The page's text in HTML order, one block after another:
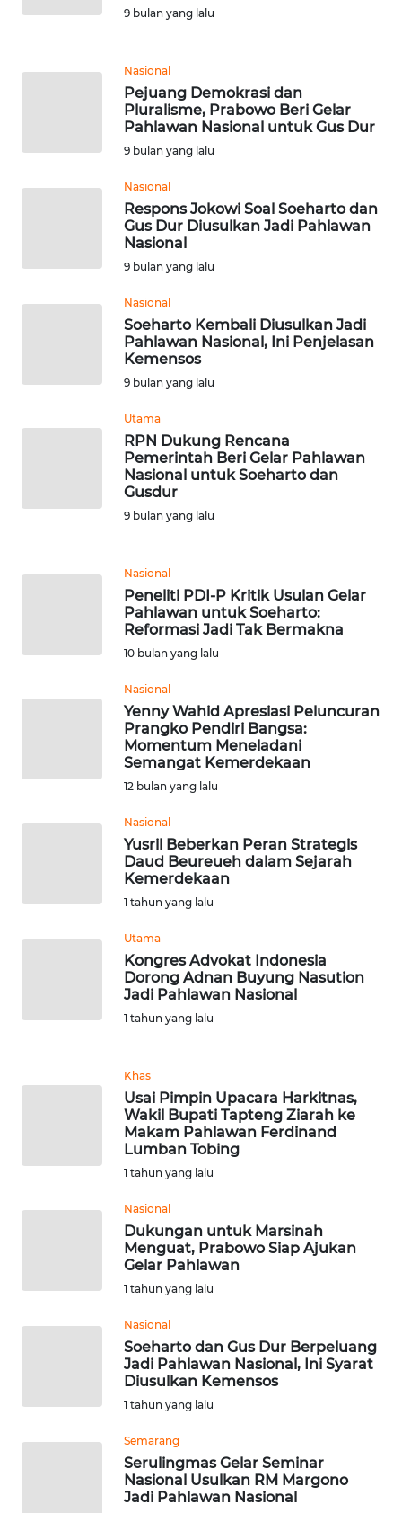
9 bulan yang lalu
Nasional
Pejuang Demokrasi dan
Pluralisme, Prabowo Beri Gelar
Pahlawan Nasional untuk Gus Dur
9 bulan yang lalu
Nasional
Respons Jokowi Soal Soeharto dan
Gus Dur Diusulkan Jadi Pahlawan
Nasional
9 bulan yang lalu
Nasional
Soeharto Kembali Diusulkan Jadi
Pahlawan Nasional, Ini Penjelasan
Kemensos
9 bulan yang lalu
Utama
RPN Dukung Rencana
Pemerintah Beri Gelar Pahlawan
Nasional untuk Soeharto dan
Gusdur
9 bulan yang lalu
Nasional
Peneliti PDI-P Kritik Usulan Gelar
Pahlawan untuk Soeharto:
Reformasi Jadi Tak Bermakna
10 bulan yang lalu
Nasional
Yenny Wahid Apresiasi Peluncuran
Prangko Pendiri Bangsa:
Momentum Meneladani
Semangat Kemerdekaan
12 bulan yang lalu
Nasional
Yusril Beberkan Peran Strategis
Daud Beureueh dalam Sejarah
Kemerdekaan
1 tahun yang lalu
Utama
Kongres Advokat Indonesia
Dorong Adnan Buyung Nasution
Jadi Pahlawan Nasional
1 tahun yang lalu
Khas
Usai Pimpin Upacara Harkitnas,
Wakil Bupati Tapteng Ziarah ke
Makam Pahlawan Ferdinand
Lumban Tobing
1 tahun yang lalu
Nasional
Dukungan untuk Marsinah
Menguat, Prabowo Siap Ajukan
Gelar Pahlawan
1 tahun yang lalu
Nasional
Soeharto dan Gus Dur Berpeluang
Jadi Pahlawan Nasional, Ini Syarat
Diusulkan Kemensos
1 tahun yang lalu
Semarang
Serulingmas Gelar Seminar
Nasional Usulkan RM Margono
Jadi Pahlawan Nasional
WN
PAPUA
RIAU
SULTRA
NTB
WN
SUMSEL
WN
WN
KALBAR